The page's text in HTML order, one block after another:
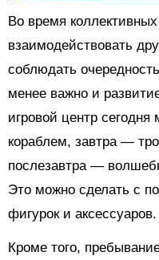
Во время
взаимодействовать
соблюдать
менее важно и
игровой центр сегодня
кораблем, завтра —
послезавтра —
Это можно сделать с
фигурок и аксессуаров.
Кроме того,